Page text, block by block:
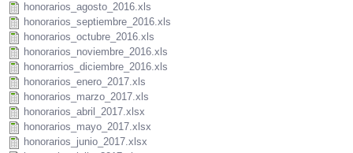
honorarios_agosto_2016.xls
honorarios_septiembre_2016.xls
honorarios_octubre_2016.xls
honorarios_noviembre_2016.xls
honorarrios_diciembre_2016.xls
honorarios_enero_2017.xls
honorarios_marzo_2017.xls
honorarios_abril_2017.xlsx
honorarios_mayo_2017.xlsx
honorarios_junio_2017.xlsx